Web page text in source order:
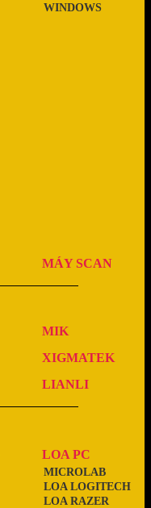
WINDOWS
MÁY SCAN
MIK
XIGMATEK
LIANLI
LOA PC
LOA RAZER
LOA LOGITECH
MICROLAB